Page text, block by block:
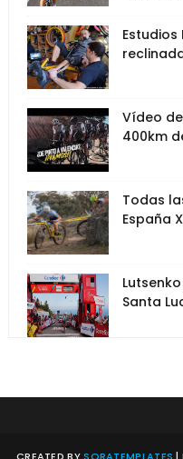
Vídeo
400km
Todas
España
Santa